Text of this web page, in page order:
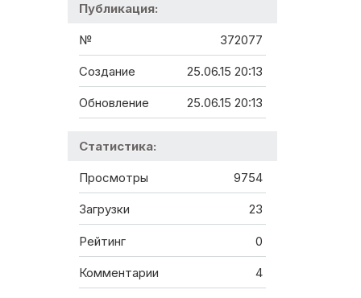
Публикация:
№ 372077
Создание 25.06.15 20:13
Обновление 25.06.15 20:13
Статистика:
Просмотры 9754
Загрузки 23
Рейтинг 0
Комментарии 4